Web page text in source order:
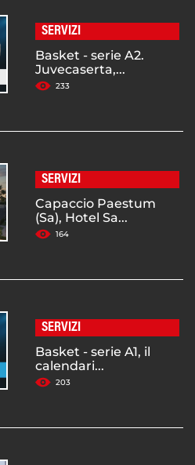
SERVIZI
Basket - serie A2.
Juvecaserta,...
233
SERVIZI
Capaccio Paestum
(Sa), Hotel Sa...
164
SERVIZI
Basket - serie A1, il
calendari...
203